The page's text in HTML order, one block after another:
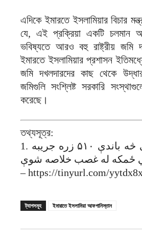
এদিকে ইমারতে ইসলামিয়ার বিচার
যে, এই প্রক্রিয়া একটি চলমান
ভবিষ্যতে আরও বহু রাষ্ট্রীয় জমি
ইমারতে ইসলামিয়ার প্রশাসন
জমি দখলদারদের কাছ থেকে
জমিগুলি সংশ্লিষ্ট সরকারি
করেছে।
তথ্যসূত্র:
1. درېیو میاشتو کې څه باندې ۵۱۰ زره جریبه
ځمکه له غصب خلاصه شوې
– https://tinyurl.com/
ট্যাগসমূহ ইমারাতে ইসলামিয়া আফগানিস্তান